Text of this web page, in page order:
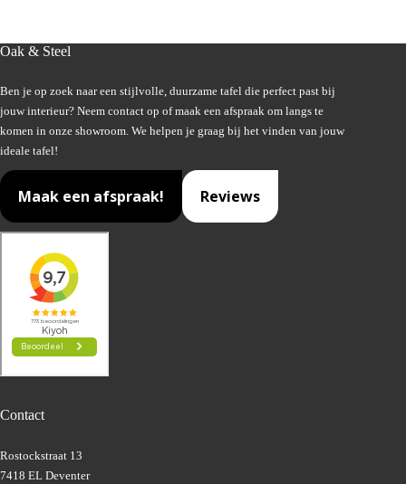
Oak & Steel
Ben je op zoek naar een stijlvolle, duurzame tafel die perfect past bij
jouw interieur? Neem contact op of maak een afspraak om langs te
komen in onze showroom. We helpen je graag bij het vinden van jouw
ideale tafel!
Maak een afspraak! Reviews
Contact
Rostockstraat 13
7418 EL Deventer